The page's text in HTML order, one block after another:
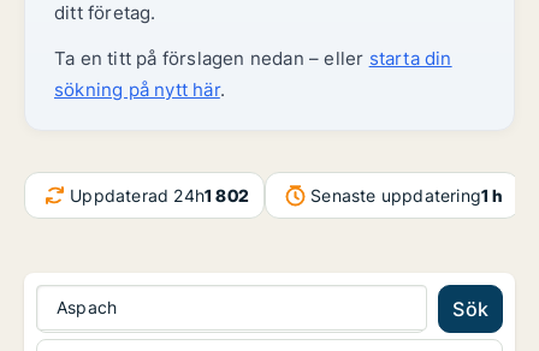
ditt företag.
Ta en titt på förslagen nedan – eller starta din
sökning på nytt här.
Uppdaterad 24h1 802 Senaste uppdatering1 h
Aspach Sök